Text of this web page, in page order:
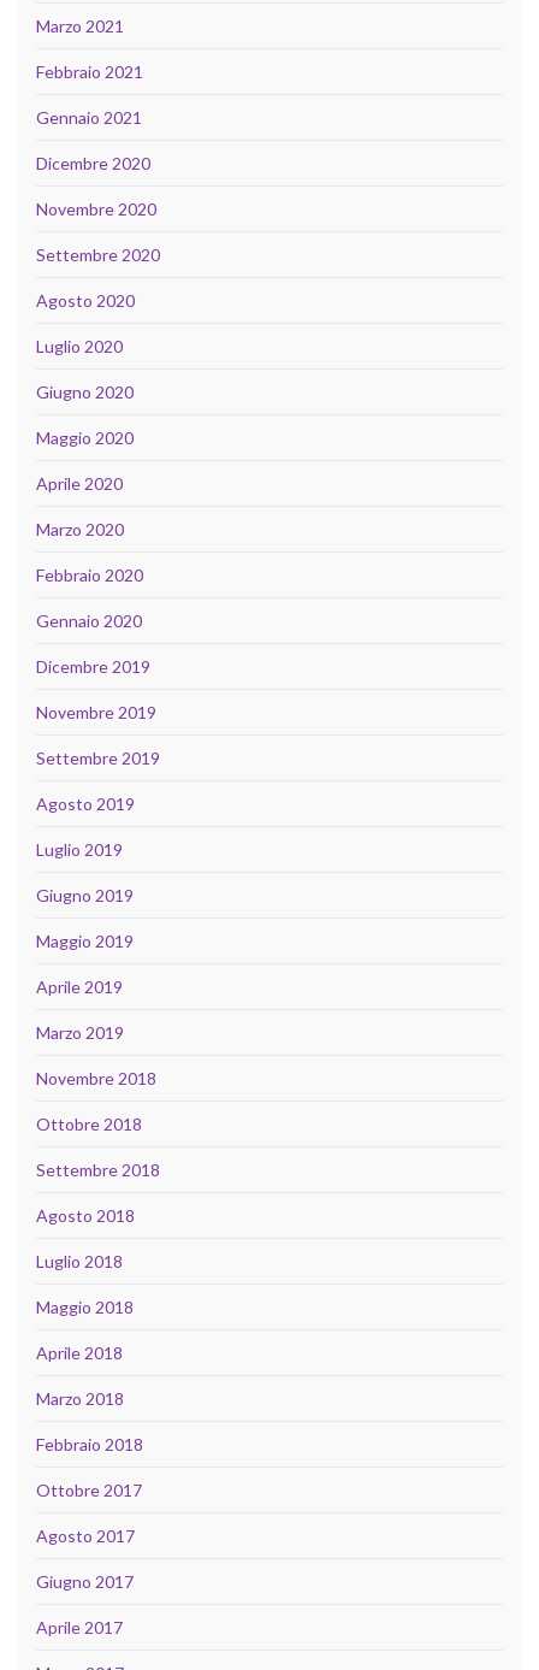
Marzo 2021
Febbraio 2021
Gennaio 2021
Dicembre 2020
Novembre 2020
Settembre 2020
Agosto 2020
Luglio 2020
Giugno 2020
Maggio 2020
Aprile 2020
Marzo 2020
Febbraio 2020
Gennaio 2020
Dicembre 2019
Novembre 2019
Settembre 2019
Agosto 2019
Luglio 2019
Giugno 2019
Maggio 2019
Aprile 2019
Marzo 2019
Novembre 2018
Ottobre 2018
Settembre 2018
Agosto 2018
Luglio 2018
Maggio 2018
Aprile 2018
Marzo 2018
Febbraio 2018
Ottobre 2017
Agosto 2017
Giugno 2017
Aprile 2017